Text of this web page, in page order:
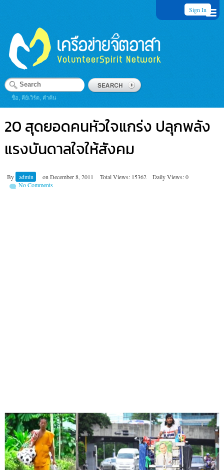
Sign In
ชื่อ, คีย์เวิร์ด, คำค้น
20 สุดยอดคนหัวใจแกร่ง ปลุกพลัง
แรงบันดาลใจให้สังคม
By admin on December 8, 2011 Total Views: 15362
Daily Views: 0
No Comments